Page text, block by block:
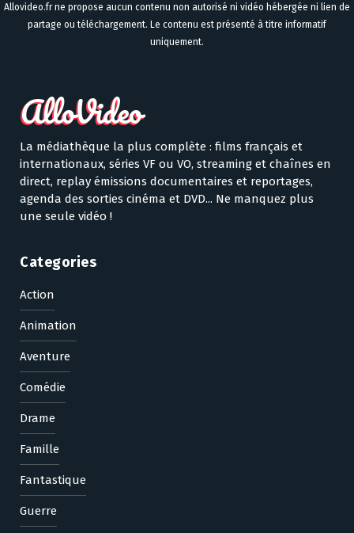
Allovideo.fr ne propose aucun contenu non autorisé ni vidéo hébergée ni lien de
partage ou téléchargement. Le contenu est présenté à titre informatif
uniquement.
La médiathèque la plus complète : films français et
internationaux, séries VF ou VO, streaming et chaînes en
direct, replay émissions documentaires et reportages,
agenda des sorties cinéma et DVD... Ne manquez plus
une seule vidéo !
Categories
Action
Animation
Aventure
Comédie
Drame
Famille
Fantastique
Guerre